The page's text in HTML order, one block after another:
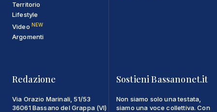
Territorio
Lifestyle
Video NEW
Argomenti
Redazione
Via Orazio Marinali, 51/53
36061 Bassano del Grappa (VI)
Sostieni Bassanonet.it
Non siamo solo una testata,
siamo una voce collettiva. Con